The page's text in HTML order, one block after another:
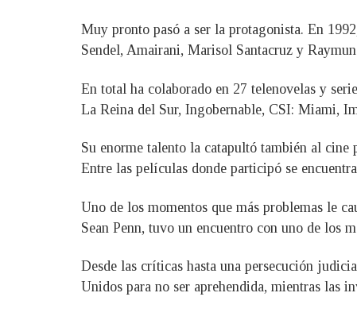
Muy pronto pasó a ser la protagonista. En
Sendel, Amairani, Marisol Santacruz y
En total ha colaborado en 27 telenovelas y
La Reina del Sur, Ingobernable, CSI: Miami,
Su enorme talento la catapultó también al cine
Entre las películas donde participó se
Uno de los momentos que más problemas le
Sean Penn, tuvo un encuentro con uno de los
Desde las críticas hasta una persecución
Unidos para no ser aprehendida, mientras las